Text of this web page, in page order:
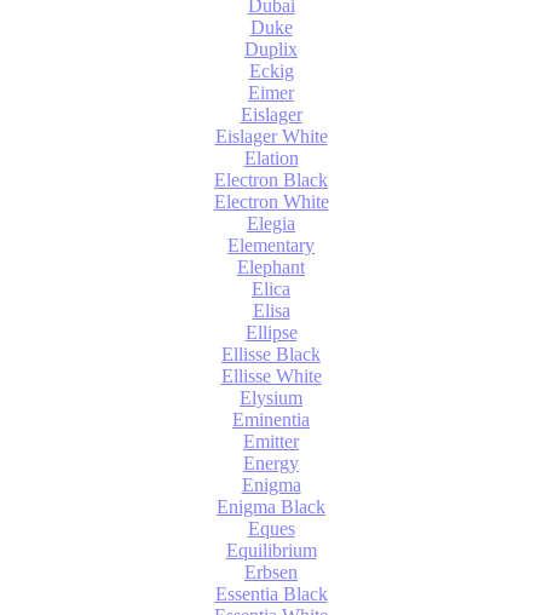
Dubai
Duke
Duplix
Eckig
Eimer
Eislager
Eislager White
Elation
Electron Black
Electron White
Elegia
Elementary
Elephant
Elica
Elisa
Ellipse
Ellisse Black
Ellisse White
Elysium
Eminentia
Emitter
Energy
Enigma
Enigma Black
Eques
Equilibrium
Erbsen
Essentia Black